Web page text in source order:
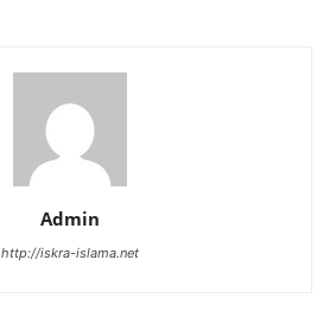
Admin
http://iskra-islama.net